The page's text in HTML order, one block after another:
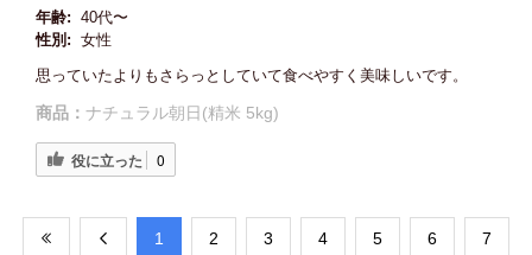
年齢: 40代〜
性別: 女性
思っていたよりもさらっとしていて食べやすく美味しいです。
商品： ナチュラル朝日(精米 5kg)
役に立った 0
​1 ​2 ​3 ​4 ​5 ​6 ​7